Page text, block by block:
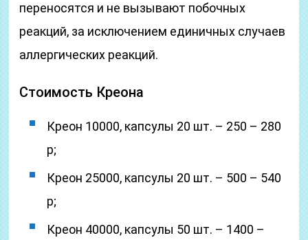
переносятся и не вызывают побочных
реакций, за исключением единичных случаев
аллергических реакций.
Стоимость Креона
Креон 10000, капсулы 20 шт. – 250 – 280
р;
Креон 25000, капсулы 20 шт. – 500 – 540
р;
Креон 40000, капсулы 50 шт. – 1400 –